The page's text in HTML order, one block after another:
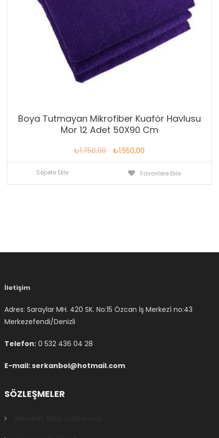
Boya Tutmayan Mikrofiber Kuaför Havlusu
Mor 12 Adet 50X90 Cm
₺1.750,00
Orijinal
fiyat:
₺1.750,00.
₺1.550,00
andaki
fiyat:
₺1.550,00.
Sepete Ekle Favorilere Ekle
İletişim
Adres: Saraylar MH. 420 SK. No:15 Özcan İş Merkezî no:43
Merkezefendi/Denizli
Telefon: 0 532 436 04 28
E-mail: serkanbol@hotmail.com
SÖZLEŞMELER